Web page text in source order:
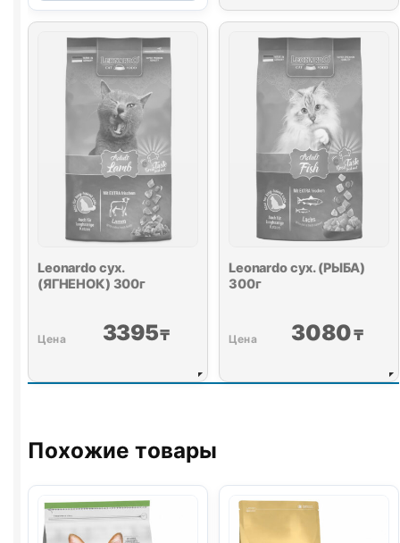
сух.
ПИЩ.,
РЫБА)
весовой
1кг
Leonardo сух.
(ЯГНЕНОК) 300г
3395₸
Leonardo сух. (РЫБА)
300г
3080₸
Похожие товары